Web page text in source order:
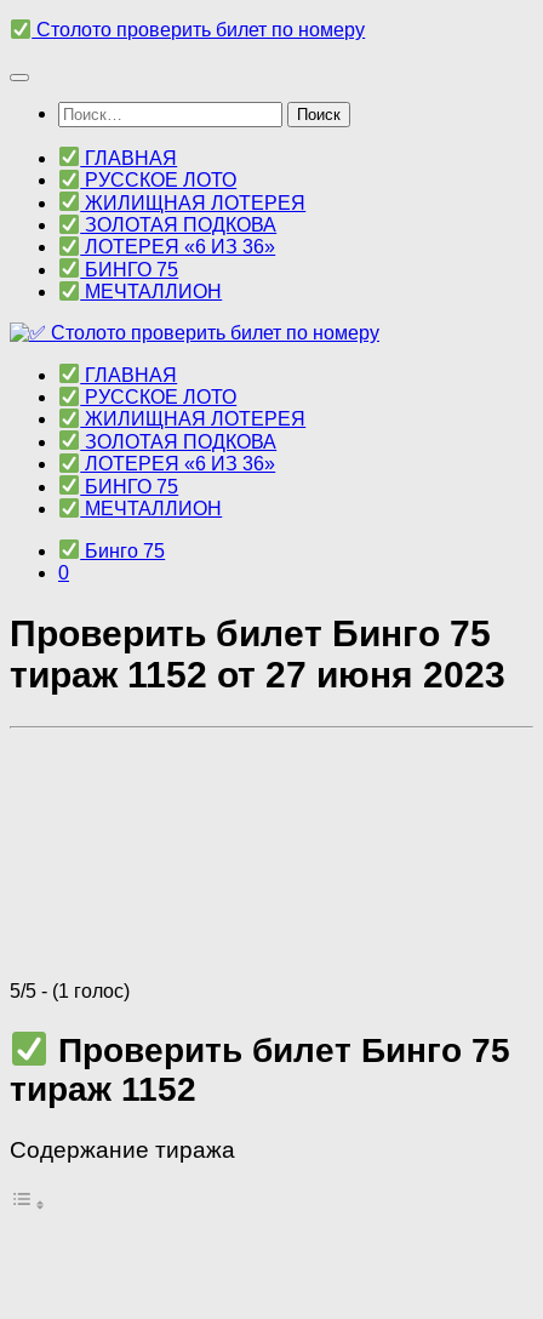
Перейти
содержимому
Столото проверить билет по номеру
Найти:
ГЛАВНАЯ
РУССКОЕ ЛОТО
ЖИЛИЩНАЯ ЛОТЕРЕЯ
ЗОЛОТАЯ ПОДКОВА
ЛОТЕРЕЯ «6 ИЗ 36»
БИНГО 75
МЕЧТАЛЛИОН
ГЛАВНАЯ
РУССКОЕ ЛОТО
ЖИЛИЩНАЯ ЛОТЕРЕЯ
ЗОЛОТАЯ ПОДКОВА
ЛОТЕРЕЯ «6 ИЗ 36»
БИНГО 75
МЕЧТАЛЛИОН
Бинго 75
0
Проверить билет Бинго 75
тираж 1152 от 27 июня 2023
5/5 - (1 голос)
Проверить билет Бинго 75
тираж 1152
Содержание тиража